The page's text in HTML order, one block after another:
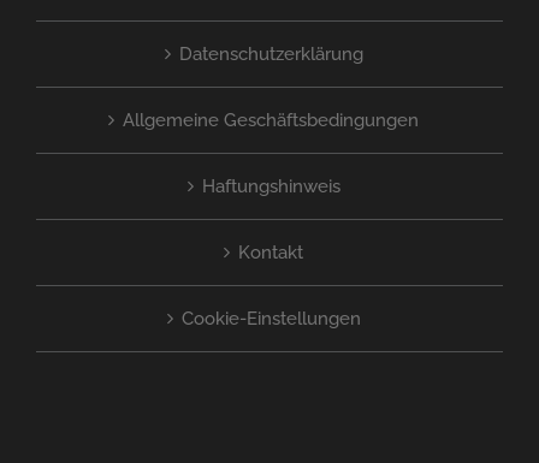
Datenschutzerklärung
Allgemeine Geschäftsbedingungen
Haftungshinweis
Kontakt
Cookie-Einstellungen